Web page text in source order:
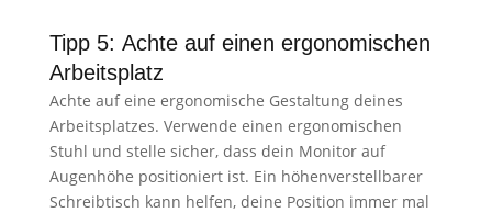
Tipp 5: Achte auf einen ergonomischen
Arbeitsplatz
Achte auf eine ergonomische Gestaltung deines
Arbeitsplatzes. Verwende einen ergonomischen
Stuhl und stelle sicher, dass dein Monitor auf
Augenhöhe positioniert ist. Ein höhenverstellbarer
Schreibtisch kann helfen, deine Position immer mal